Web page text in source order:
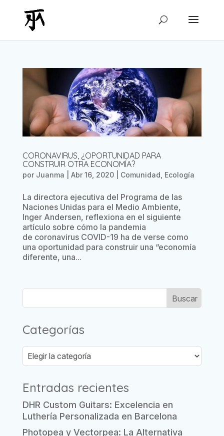
CORONAVIRUS, ¿OPORTUNIDAD PARA
CONSTRUIR OTRA ECONOMÍA?
por Juanma Abr 16, 2020| Comunidad Ecología
La directora ejecutiva del Programa de las
Naciones Unidas para el Medio Ambiente,
Inger Andersen, reflexiona en el siguiente
artículo sobre cómo la pandemia
de coronavirus COVID-19 ha de verse como
una oportunidad para construir una “economía
diferente, una...
Categorías
Categorías
Entradas recientes
DHR Custom Guitars: Excelencia en
Luthería Personalizada en Barcelona
Photopea y Vectorpea: La Alternativa